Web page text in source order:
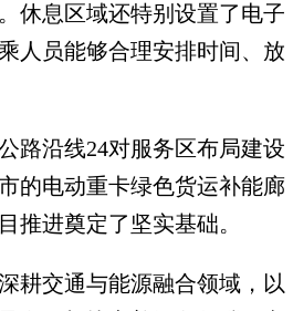
休息区域还特别设置了电子
人员能够合理安排时间、放
沿线24对服务区布局建设
的电动重卡绿色货运补能廊
推进奠定了坚实基础。
交通与能源融合领域，以